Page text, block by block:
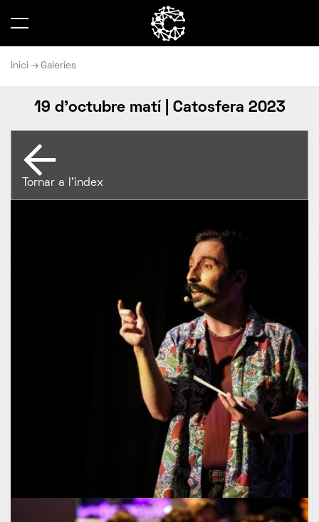
Inici Galeries
19 d'octubre matí | Catosfera 2023
Tornar a l'index